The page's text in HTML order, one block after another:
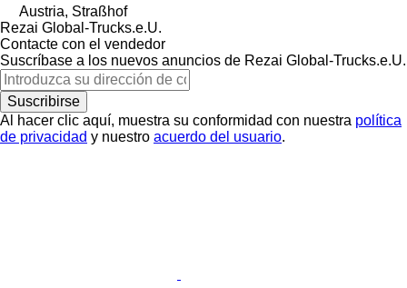
Austria, Straßhof
Rezai Global-Trucks.e.U.
Contacte con el vendedor
Suscríbase a los nuevos anuncios de Rezai Global-Trucks.e.U.
Suscribirse
Al hacer clic aquí, muestra su conformidad con nuestra política
de privacidad y nuestro acuerdo del usuario.